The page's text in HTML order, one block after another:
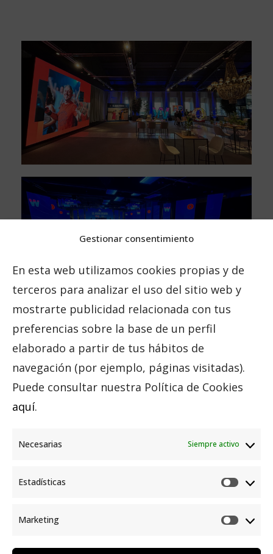
Gestionar consentimiento
En esta web utilizamos cookies propias y de
terceros para analizar el uso del sitio web y
mostrarte publicidad relacionada con tus
preferencias sobre la base de un perfil
elaborado a partir de tus hábitos de
navegación (por ejemplo, páginas visitadas).
Puede consultar nuestra Política de Cookies
aquí.
Necesarias Siempre activo
Estadísticas
Marketing
Contacta con nosotros para pedir información o